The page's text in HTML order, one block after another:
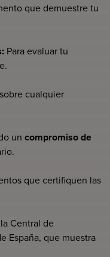
que demuestre tu
Para evaluar tu
cualquier
un compromiso de
que certifiquen las
Central de
España, que muestra